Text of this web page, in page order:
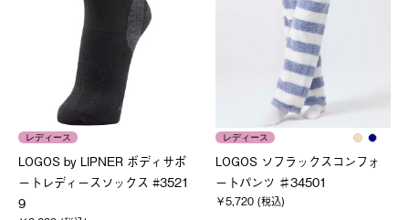
レディース
LOGOS by LIPNER ボディサポ
ートレディースソックス #3521
9
レディース
LOGOS ソフラックスコンフォ
ートパンツ ♯34501
￥5,720 (税込)